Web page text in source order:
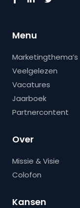
Menu
Marketingthema’s
Veelgelezen
Vacatures
Jaarboek
Partnercontent
Over
Missie & Visie
Colofon
Kansen